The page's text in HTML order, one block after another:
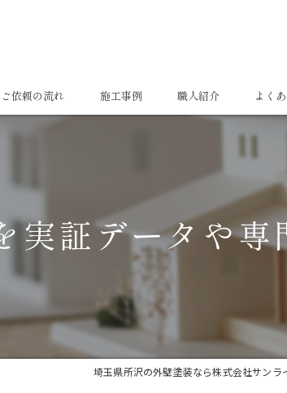
ご依頼の流れ 施工事例 職人紹介 よく
実証データや
埼玉県所沢の外壁塗装なら株式会社サンラ